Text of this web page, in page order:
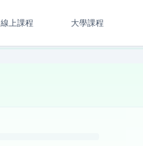
線上課程 大學課程